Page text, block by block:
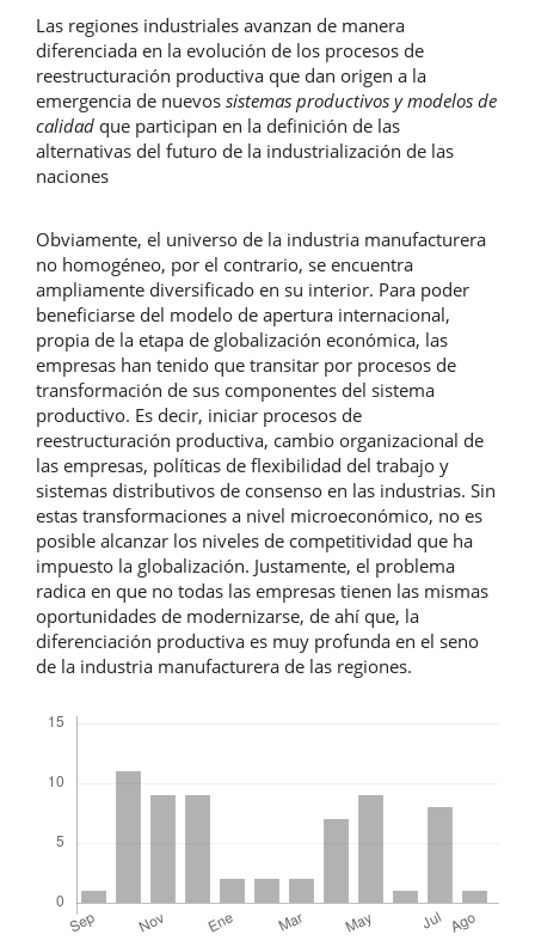
artículo
Las regiones industriales avanzan de manera
diferenciada en la evolución de los procesos de
reestructuración productiva que dan origen a la
emergencia de nuevos sistemas productivos y modelos de
calidad que participan en la definición de las
alternativas del futuro de la industrialización de las
naciones
Obviamente, el universo de la industria manufacturera
no homogéneo, por el contrario, se encuentra
ampliamente diversificado en su interior. Para poder
beneficiarse del modelo de apertura internacional,
propia de la etapa de globalización económica, las
empresas han tenido que transitar por procesos de
transformación de sus componentes del sistema
productivo. Es decir, iniciar procesos de
reestructuración productiva, cambio organizacional de
las empresas, políticas de flexibilidad del trabajo y
sistemas distributivos de consenso en las industrias. Sin
estas transformaciones a nivel microeconómico, no es
posible alcanzar los niveles de competitividad que ha
impuesto la globalización. Justamente, el problema
radica en que no todas las empresas tienen las mismas
oportunidades de modernizarse, de ahí que, la
diferenciación productiva es muy profunda en el seno
de la industria manufacturera de las regiones.